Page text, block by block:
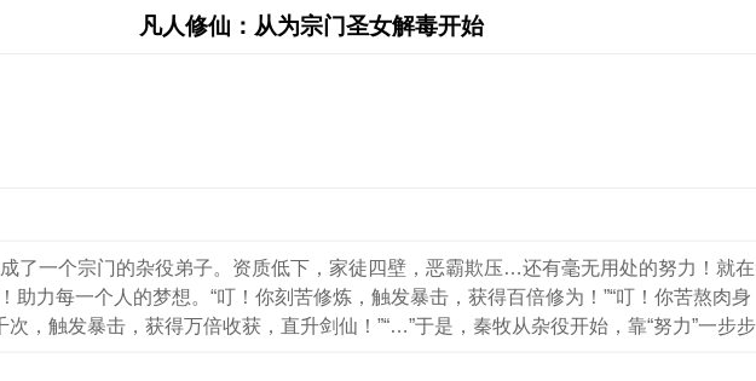
凡人修仙：从为宗门圣女解毒开始
了一个宗门的杂役弟子。资质低下，家徒四壁，恶霸欺压…还有毫无用处的努力！就
助力每一个人的梦想。“叮！你刻苦修炼，触发暴击，获得百倍修为！”“叮！你苦熬肉
，触发暴击，获得万倍收获，直升剑仙！”“…”于是，秦牧从杂役开始，靠“努力”一步